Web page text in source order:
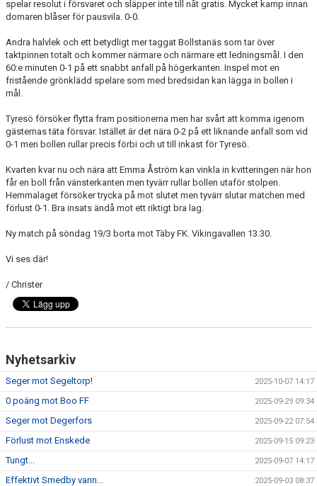
spelar resolut i försvaret och släpper inte till nåt gratis. Mycket kamp innan
domaren blåser för pausvila. 0-0.
Andra halvlek och ett betydligt mer taggat Bollstanäs som tar över
taktpinnen totalt och kommer närmare och närmare ett ledningsmål. I den
60:e minuten 0-1 på ett snabbt anfall på högerkanten. Inspel mot en
fristående grönklädd spelare som med bredsidan kan lägga in bollen i
mål.
Tyresö försöker flytta fram positionerna men har svårt att komma igenom
gästernas täta försvar. Istället är det nära 0-2 på ett liknande anfall som vid
0-1 men bollen rullar precis förbi och ut till inkast för Tyresö.
Kvarten kvar nu och nära att Emma Åström kan vinkla in kvitteringen när hon
får en boll från vänsterkanten men tyvärr rullar bollen utaför stolpen.
Hemmalaget försöker trycka på mot slutet men tyvärr slutar matchen med
förlust 0-1. Bra insats ändå mot ett riktigt bra lag.
Ny match på söndag 19/3 borta mot Täby FK. Vikingavallen 13.30.
Vi ses där!
/ Christer
Nyhetsarkiv
Seger mot Segeltorp! 2025-10-07 14:17
0 poäng mot Boo FF 2025-09-29 09:34
Seger mot Degerfors 2025-09-22 07:54
Förlust mot Enskede 2025-09-15 09:23
Tungt... 2025-09-07 14:17
Effektivt Smedby vann... 2025-09-03 08:37